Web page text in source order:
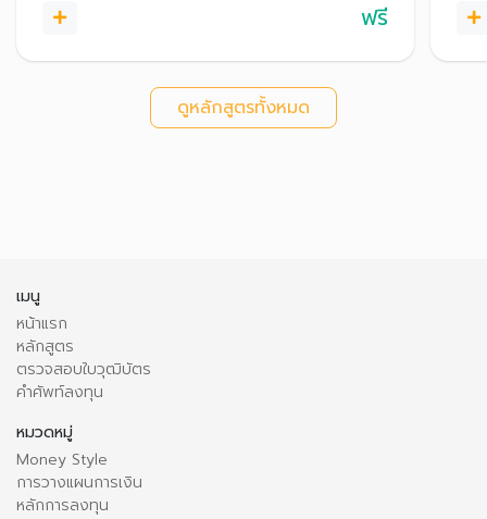
ฟรี
ดูหลักสูตรทั้งหมด
เมนู
หน้าแรก
หลักสูตร
ตรวจสอบใบวุฒิบัตร
คำศัพท์ลงทุน
หมวดหมู่
Money Style
การวางแผนการเงิน
หลักการลงทุน